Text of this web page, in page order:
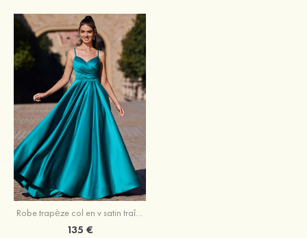
Robe trapèze col en v satin traîne légère robe de bal avec plissé
135 €